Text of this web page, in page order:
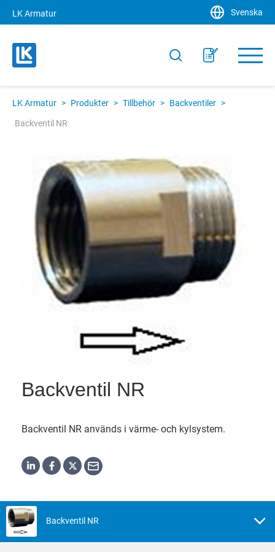
LK Armatur Svenska
LK Armatur > Produkter > Tillbehör > Backventiler >
Backventil NR
Backventil NR
Backventil NR används i värme- och kylsystem.
Backventil NR